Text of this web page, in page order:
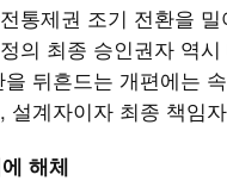
통제권 조기 전환을
의 최종 승인권자 역
뒤흔드는 개편에는
계자이자 최종 책임
해체